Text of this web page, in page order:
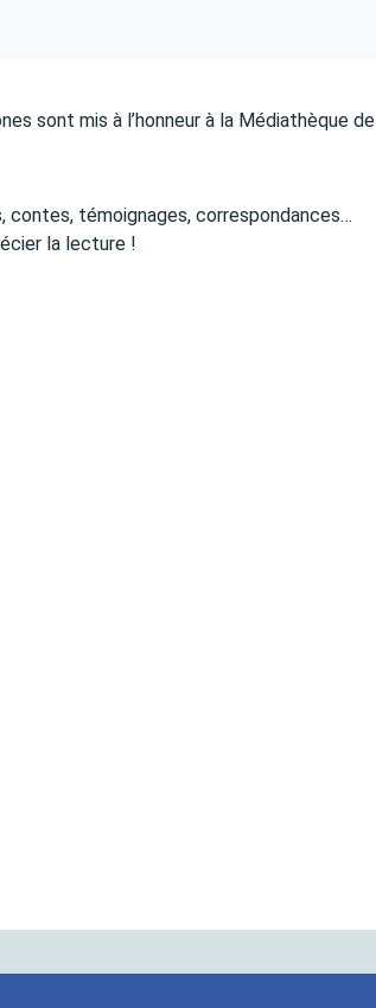
sont mis à l’honneur à la Médiathèque de
contes, témoignages, correspondances…
la lecture !